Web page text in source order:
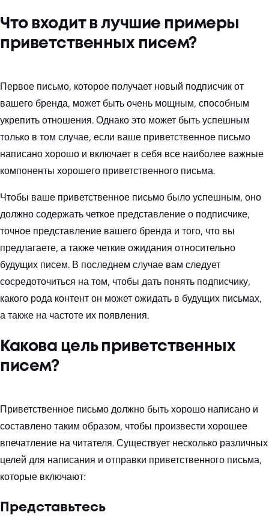
Что входит в лучшие примеры
приветственных писем?
Первое письмо, которое получает новый подписчик от
вашего бренда, может быть очень мощным, способным
укрепить отношения. Однако это может быть успешным
только в том случае, если ваше приветственное письмо
написано хорошо и включает в себя все наиболее важные
компоненты хорошего приветственного письма.
Чтобы ваше приветственное письмо было успешным, оно
должно содержать четкое представление о подписчике,
точное представление вашего бренда и того, что вы
предлагаете, а также четкие ожидания относительно
будущих писем. В последнем случае вам следует
сосредоточиться на том, чтобы дать понять подписчику,
какого рода контент он может ожидать в будущих письмах,
а также на частоте их появления.
Какова цель приветственных
писем?
Приветственное письмо должно быть хорошо написано и
составлено таким образом, чтобы произвести хорошее
впечатление на читателя. Существует несколько различных
целей для написания и отправки приветственного письма,
которые включают:
Представьтесь